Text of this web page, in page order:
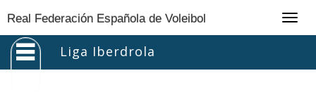
Real Federación Española de Voleibol
Liga Iberdrola